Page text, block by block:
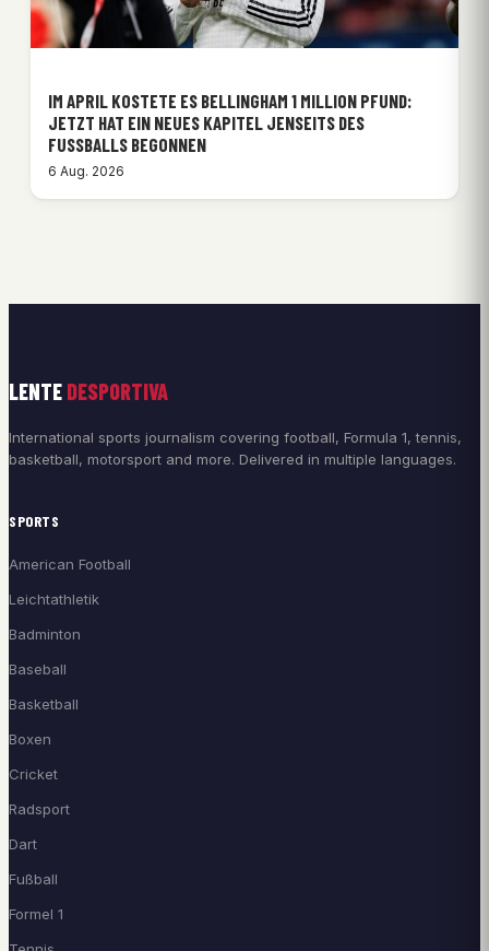
IM APRIL KOSTETE ES BELLINGHAM 1 MILLION PFUND:
JETZT HAT EIN NEUES KAPITEL JENSEITS DES
FUSSBALLS BEGONNEN
6 Aug. 2026
LENTE DESPORTIVA
International sports journalism covering football, Formula 1, tennis,
basketball, motorsport and more. Delivered in multiple languages.
SPORTS
American Football
Leichtathletik
Badminton
Baseball
Basketball
Boxen
Cricket
Radsport
Dart
Fußball
Formel 1